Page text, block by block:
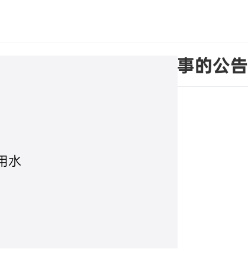
水
司董事辞职暨补选董事的公告